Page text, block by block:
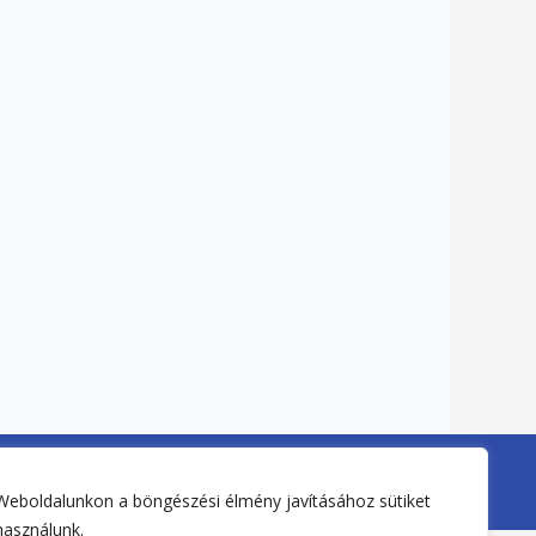
a böngészési élmény javításához sütiket